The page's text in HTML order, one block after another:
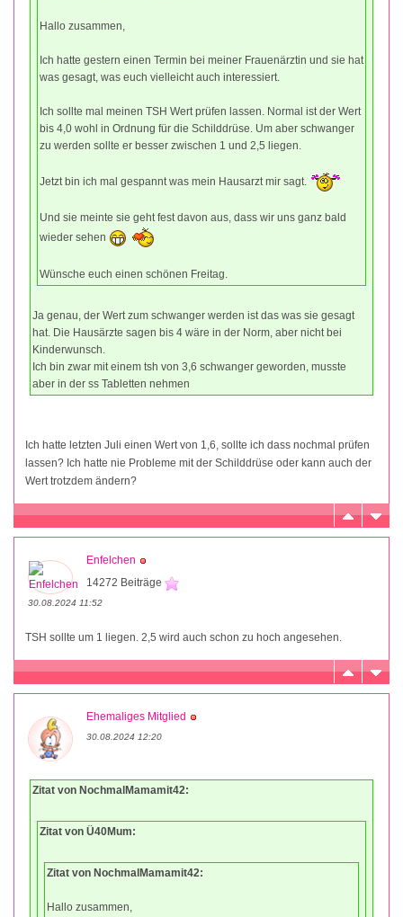
Hallo zusammen,
Ich hatte gestern einen Termin bei meiner Frauenärztin und sie hat
was gesagt, was euch vielleicht auch interessiert.
Ich sollte mal meinen TSH Wert prüfen lassen. Normal ist der Wert
bis 4,0 wohl in Ordnung für die Schilddrüse. Um aber schwanger
zu werden sollte er besser zwischen 1 und 2,5 liegen.
Jetzt bin ich mal gespannt was mein Hausarzt mir sagt.
Und sie meinte sie geht fest davon aus, dass wir uns ganz bald
wieder sehen
Wünsche euch einen schönen Freitag.
Ja genau, der Wert zum schwanger werden ist das was sie gesagt
hat. Die Hausärzte sagen bis 4 wäre in der Norm, aber nicht bei
Kinderwunsch.
Ich bin zwar mit einem tsh von 3,6 schwanger geworden, musste
aber in der ss Tabletten nehmen
Ich hatte letzten Juli einen Wert von 1,6, sollte ich dass nochmal prüfen
lassen? Ich hatte nie Probleme mit der Schilddrüse oder kann auch der
Wert trotzdem ändern?
Enfelchen
14272 Beiträge
30.08.2024 11:52
TSH sollte um 1 liegen. 2,5 wird auch schon zu hoch angesehen.
Ehemaliges Mitglied
30.08.2024 12:20
Zitat von NochmalMamamit42:
Zitat von Ü40Mum:
Zitat von NochmalMamamit42:
Hallo zusammen,